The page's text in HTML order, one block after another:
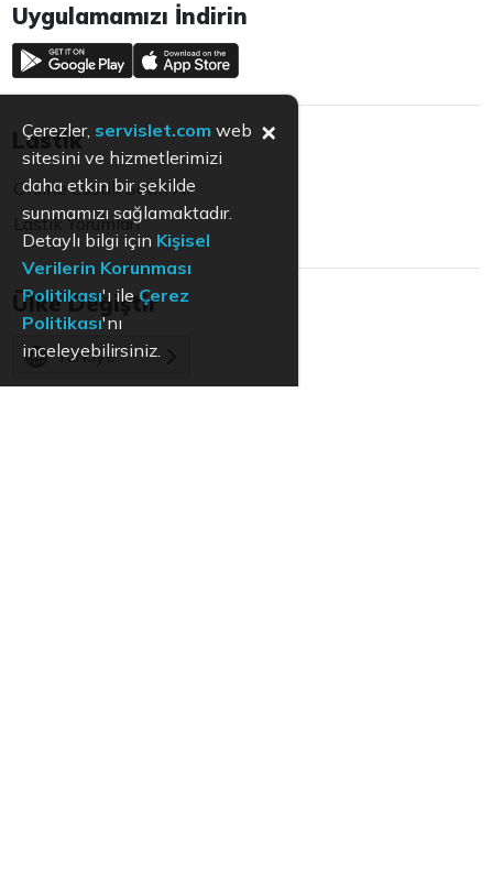
Uygulamamızı İndirin
Lastik
Online Lastik Satın Al
Lastik Yorumları
Ülke Değiştir
Türkiye
Çerezler, servislet.com web
sitesini ve hizmetlerimizi
daha etkin bir şekilde
sunmamızı sağlamaktadır.
Detaylı bilgi için Kişisel
Verilerin Korunması
Politikası'ı ile Çerez
Politikası'nı
inceleyebilirsiniz.
×